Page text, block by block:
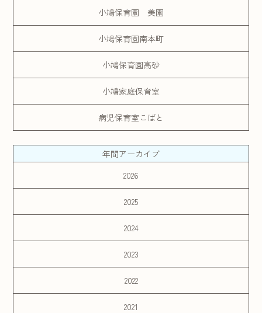
小鳩保育園 美園
小鳩保育園南本町
小鳩保育園高砂
小鳩家庭保育室
病児保育室こばと
年間アーカイブ
2026
2025
2024
2023
2022
2021